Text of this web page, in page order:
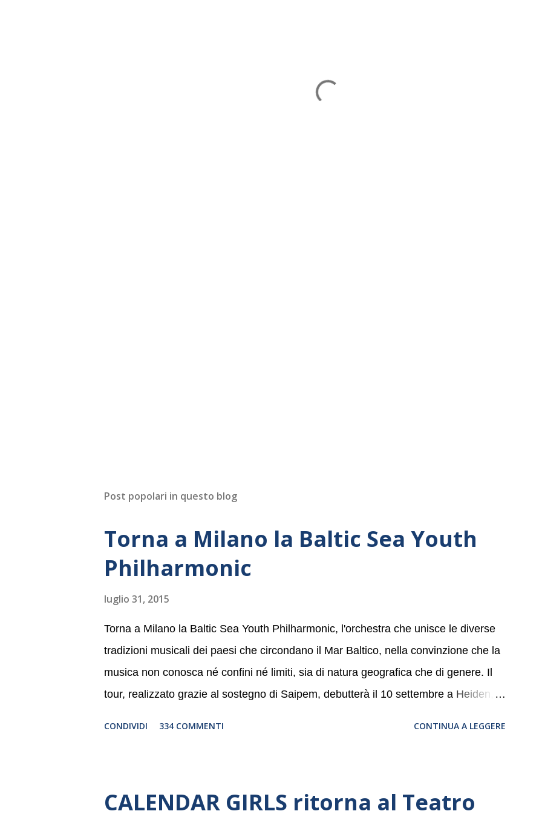
Post popolari in questo blog
Torna a Milano la Baltic Sea Youth
Philharmonic
luglio 31, 2015
Torna a Milano la Baltic Sea Youth Philharmonic, l'orchestra che unisce le diverse
tradizioni musicali dei paesi che circondano il Mar Baltico, nella convinzione che la
musica non conosca né confini né limiti, sia di natura geografica che di genere. Il
tour, realizzato grazie al sostegno di Saipem, debutterà il 10 settembre a Heiden, in
Filarmonico per il festival “Settembre dell’Accademia” dove si esibirà per il secondo
CONDIVIDI 334 COMMENTI CONTINUA A LEGGERE
CALENDAR GIRLS ritorna al Teatro